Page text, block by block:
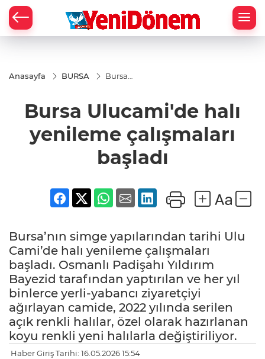
Anasayfa BURSA
Bursa
yenileme
çalışmaları
Bursa Ulucami'de halı
yenileme çalışmaları
başladı
Bursa’nın simge yapılarından tarihi Ulu
Cami’de halı yenileme çalışmaları
başladı. Osmanlı Padişahı Yıldırım
Bayezid tarafından yaptırılan ve her yıl
binlerce yerli-yabancı ziyaretçiyi
ağırlayan camide, 2022 yılında serilen
açık renkli halılar, özel olarak hazırlanan
koyu renkli yeni halılarla değiştiriliyor.
Haber Giriş Tarihi: 16.05.2026 15:54